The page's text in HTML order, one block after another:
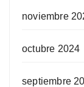
noviembre
octubre 2024
septiembre